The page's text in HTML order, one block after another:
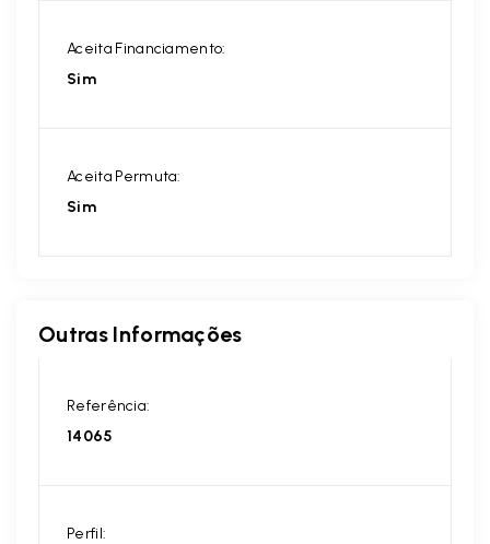
Aceita Financiamento:
Sim
Aceita Permuta:
Sim
Outras Informações
Referência:
14065
Perfil: